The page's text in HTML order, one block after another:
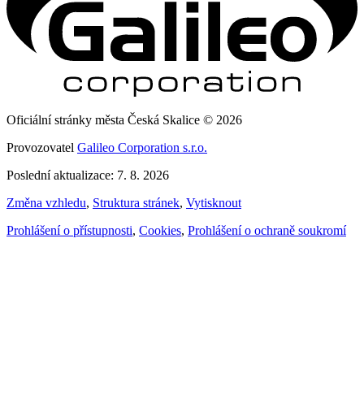
Oficiální stránky města Česká Skalice © 2026
Provozovatel Galileo Corporation s.r.o.
Poslední aktualizace: 7. 8. 2026
Změna vzhledu, Struktura stránek, Vytisknout
Prohlášení o přístupnosti, Cookies, Prohlášení o ochraně soukromí